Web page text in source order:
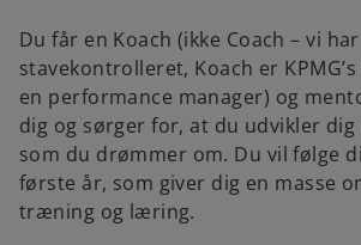
Du får en Koach (ikke Coach – vi har
stavekontrolleret, Koach er
en performance manager) og
dig og sørger for, at du udvikler
som du drømmer om. Du vil følge
første år, som giver dig en masse
træning og læring.